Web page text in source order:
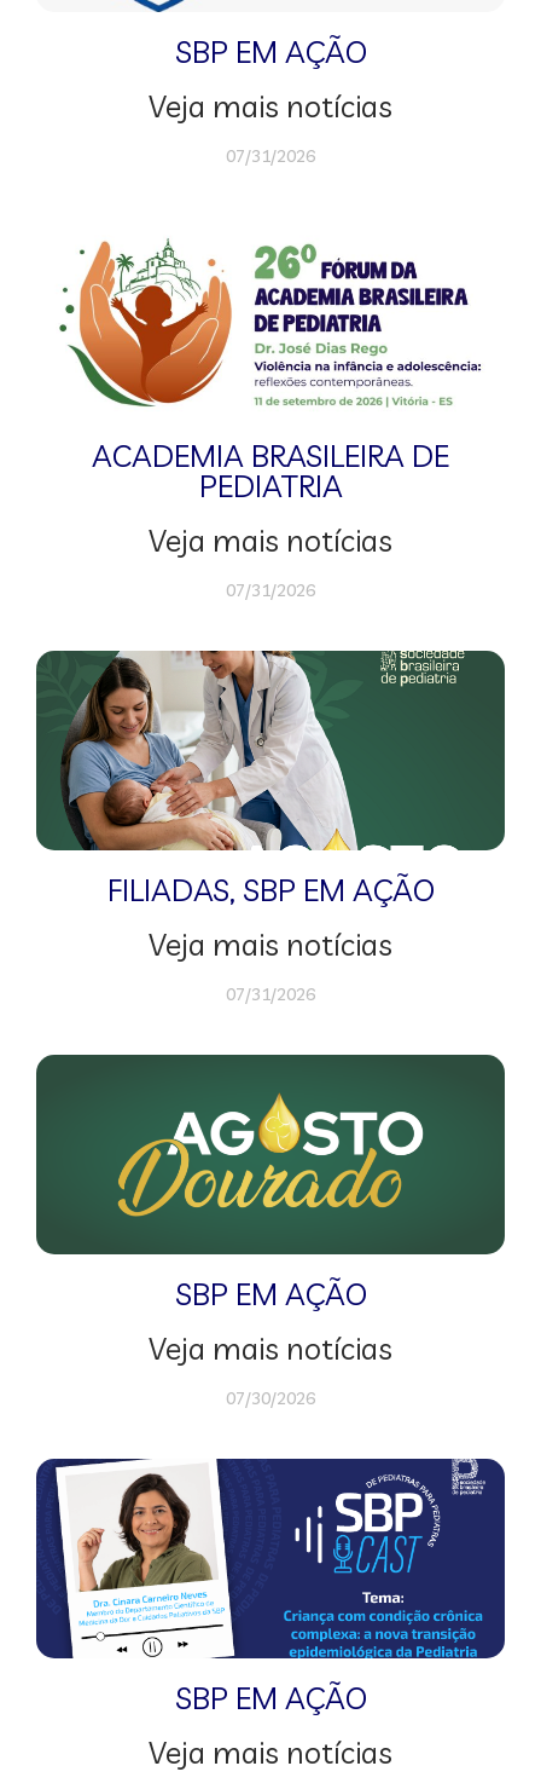
SBP EM AÇÃO
Veja mais notícias
07/31/2026
ACADEMIA BRASILEIRA DE
PEDIATRIA
Veja mais notícias
07/31/2026
FILIADAS, SBP EM AÇÃO
Veja mais notícias
07/31/2026
SBP EM AÇÃO
Veja mais notícias
07/30/2026
SBP EM AÇÃO
Veja mais notícias